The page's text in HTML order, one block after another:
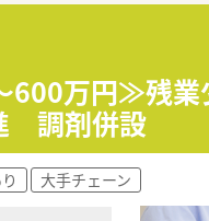
ける環境です。
さが守られている企業で
600万円≫残
調剤併設
大手チェーン